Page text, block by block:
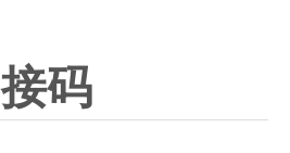
接码